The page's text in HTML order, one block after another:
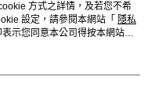
方式之詳情，及若您不希
設定，請參閱本網站「 隱私
示您同意本公司得按本網站使